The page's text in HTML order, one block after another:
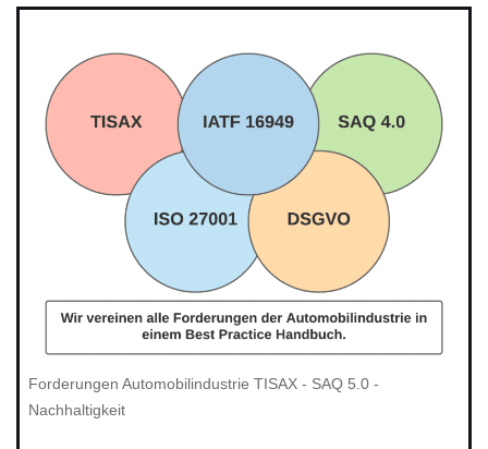
Forderungen Automobilindustrie TISAX - SAQ 5.0 -
Nachhaltigkeit